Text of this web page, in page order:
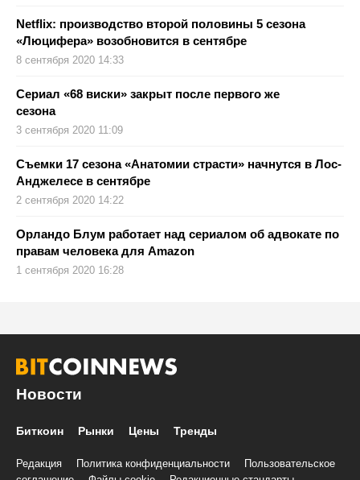
Netflix: производство второй половины 5 сезона
«Люцифера» возобновится в сентябре
8 сентября 2020 14:33
Сериал «68 виски» закрыт после первого же
сезона
3 сентября 2020 11:09
Съемки 17 сезона «Анатомии страсти» начнутся в Лос-
Анджелесе в сентябре
2 сентября 2020 14:22
Орландо Блум работает над сериалом об адвокате по
правам человека для Amazon
1 сентября 2020 16:28
Новости
Биткоин Рынки Цены Тренды
Редакция Политика конфиденциальности
Пользовательское